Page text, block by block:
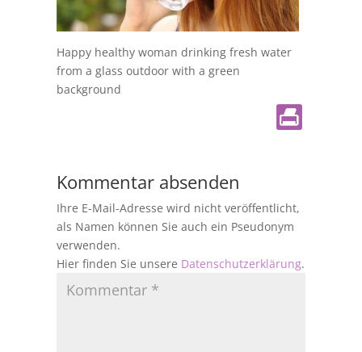
Happy healthy woman drinking fresh water
from a glass outdoor with a green
background
Kommentar absenden
Ihre E-Mail-Adresse wird nicht veröffentlicht,
als Namen können Sie auch ein Pseudonym
verwenden.
Hier finden Sie unsere Datenschutzerklärung.